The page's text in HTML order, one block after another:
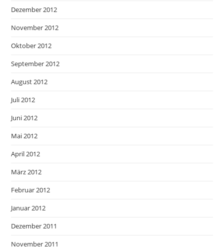
Dezember 2012
November 2012
Oktober 2012
September 2012
August 2012
Juli 2012
Juni 2012
Mai 2012
April 2012
März 2012
Februar 2012
Januar 2012
Dezember 2011
November 2011